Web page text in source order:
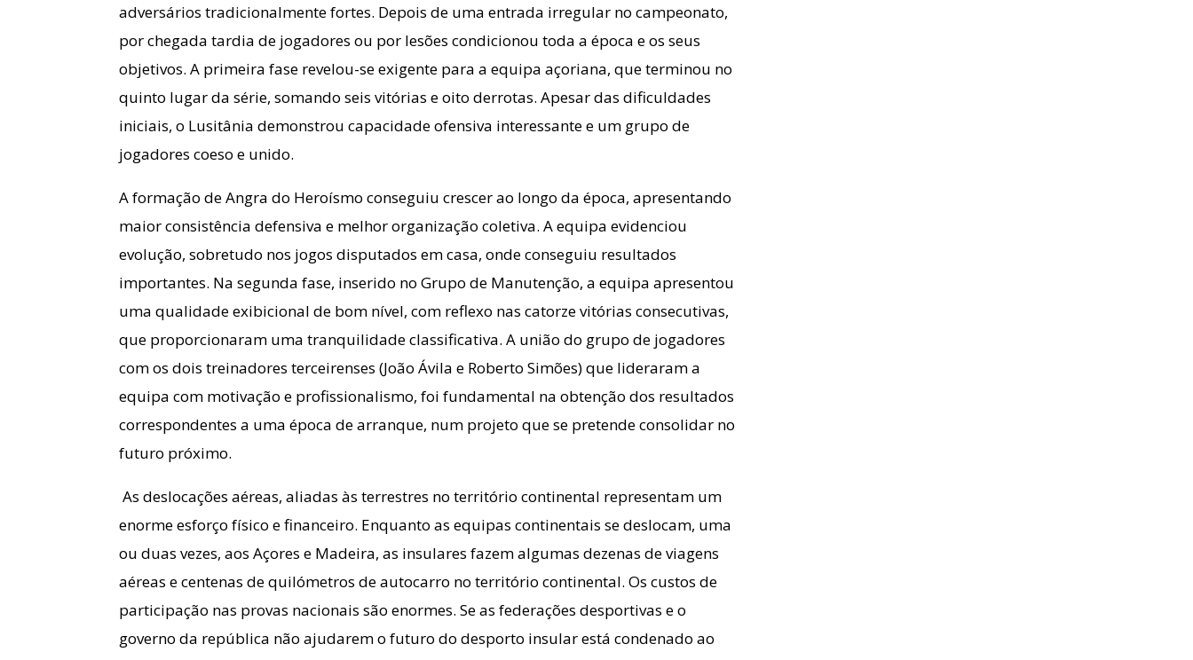
adversários tradicionalmente fortes. Depois de uma entrada irregular no campeonato,
por chegada tardia de jogadores ou por lesões condicionou toda a época e os seus
objetivos. A primeira fase revelou-se exigente para a equipa açoriana, que terminou no
quinto lugar da série, somando seis vitórias e oito derrotas. Apesar das dificuldades
iniciais, o Lusitânia demonstrou capacidade ofensiva interessante e um grupo de
jogadores coeso e unido.
A formação de Angra do Heroísmo conseguiu crescer ao longo da época, apresentando
maior consistência defensiva e melhor organização coletiva. A equipa evidenciou
evolução, sobretudo nos jogos disputados em casa, onde conseguiu resultados
importantes. Na segunda fase, inserido no Grupo de Manutenção, a equipa apresentou
uma qualidade exibicional de bom nível, com reflexo nas catorze vitórias consecutivas,
que proporcionaram uma tranquilidade classificativa. A união do grupo de jogadores
com os dois treinadores terceirenses (João Ávila e Roberto Simões) que lideraram a
equipa com motivação e profissionalismo, foi fundamental na obtenção dos resultados
correspondentes a uma época de arranque, num projeto que se pretende consolidar no
futuro próximo.
As deslocações aéreas, aliadas às terrestres no território continental representam um
enorme esforço físico e financeiro. Enquanto as equipas continentais se deslocam, uma
ou duas vezes, aos Açores e Madeira, as insulares fazem algumas dezenas de viagens
aéreas e centenas de quilómetros de autocarro no território continental. Os custos de
participação nas provas nacionais são enormes. Se as federações desportivas e o
governo da república não ajudarem o futuro do desporto insular está condenado ao